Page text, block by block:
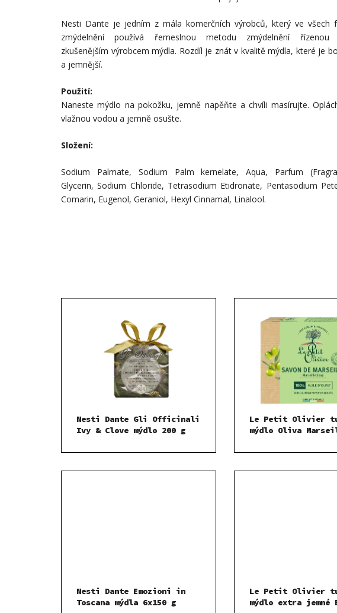
Nesti Dante je jedním z mála komerčních výrobců, který ve všech
zmýdelnění používá řemeslnou metodu zmýdelnění řízenou
zkušenějším výrobcem mýdla. Rozdíl je znát v kvalitě mýdla, které je
a jemnější.
Použití:
Naneste mýdlo na pokožku, jemně napěňte a chvíli masírujte.
vlažnou vodou a jemně osušte.
Složení:
Sodium Palmate, Sodium Palm kernelate, Aqua, Parfum
Glycerin, Sodium Chloride, Tetrasodium Etidronate, Pentasodium
Comarin, Eugenol, Geraniol, Hexyl Cinnamal, Linalool.
Nesti Dante Gli Officinali
Ivy & Clove mýdlo 200 g
Le Petit Olivier
mýdlo Oliva
Nesti Dante Emozioni in
Toscana mýdla 6x150 g
Le Petit Olivier
mýdlo extra jemné